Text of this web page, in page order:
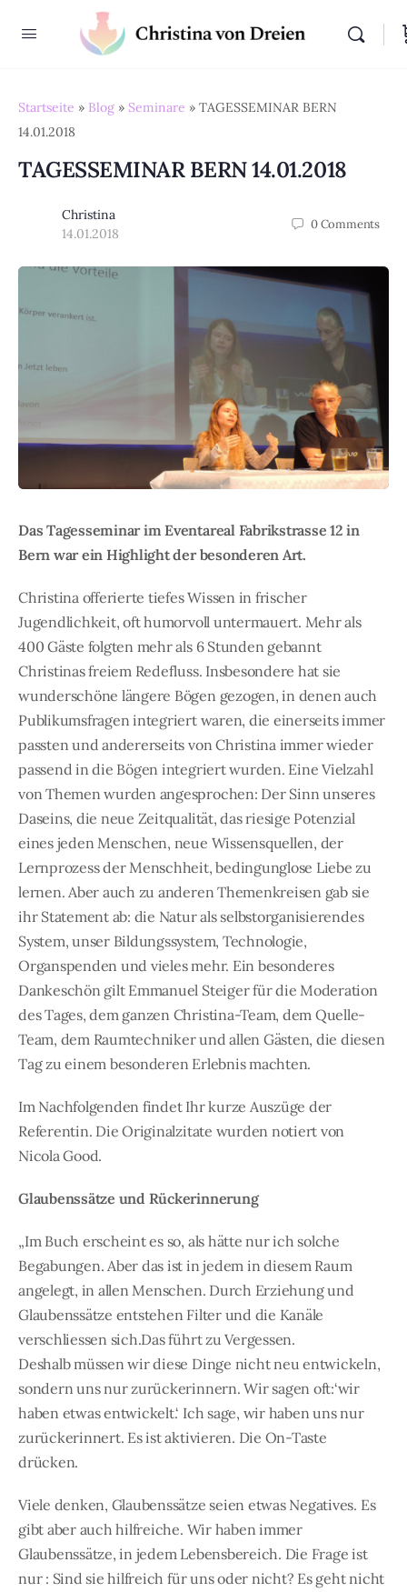
Startseite » Blog » Seminare » TAGESSEMINAR BERN
14.01.2018
TAGESSEMINAR BERN 14.01.2018
Christina
14.01.2018
0Comments
Das Tagesseminar im Eventareal Fabrikstrasse 12 in
Bern war ein Highlight der besonderen Art.
Christina offerierte tiefes Wissen in frischer
Jugendlichkeit, oft humorvoll untermauert. Mehr als
400 Gäste folgten mehr als 6 Stunden gebannt
Christinas freiem Redefluss. Insbesondere hat sie
wunderschöne längere Bögen gezogen, in denen auch
Publikumsfragen integriert waren, die einerseits immer
passten und andererseits von Christina immer wieder
passend in die Bögen integriert wurden. Eine Vielzahl
von Themen wurden angesprochen: Der Sinn unseres
Daseins, die neue Zeitqualität, das riesige Potenzial
eines jeden Menschen, neue Wissensquellen, der
Lernprozess der Menschheit, bedingunglose Liebe zu
lernen. Aber auch zu anderen Themenkreisen gab sie
ihr Statement ab: die Natur als selbstorganisierendes
System, unser Bildungssystem, Technologie,
Organspenden und vieles mehr. Ein besonderes
Dankeschön gilt Emmanuel Steiger für die Moderation
des Tages, dem ganzen Christina-Team, dem Quelle-
Team, dem Raumtechniker und allen Gästen, die diesen
Tag zu einem besonderen Erlebnis machten.
Im Nachfolgenden findet Ihr kurze Auszüge der
Referentin. Die Originalzitate wurden notiert von
Nicola Good.
Glaubenssätze und Rückerinnerung
„Im Buch erscheint es so, als hätte nur ich solche
Begabungen. Aber das ist in jedem in diesem Raum
angelegt, in allen Menschen. Durch Erziehung und
Glaubenssätze entstehen Filter und die Kanäle
verschliessen sich.Das führt zu Vergessen.
Deshalb müssen wir diese Dinge nicht neu entwickeln,
sondern uns nur zurückerinnern. Wir sagen oft:‘wir
haben etwas entwickelt.‘ Ich sage, wir haben uns nur
zurückerinnert. Es ist aktivieren. Die On-Taste
drücken.
Viele denken, Glaubenssätze seien etwas Negatives. Es
gibt aber auch hilfreiche. Wir haben immer
Glaubenssätze, in jedem Lebensbereich. Die Frage ist
nur : Sind sie hilfreich für uns oder nicht? Es geht nicht